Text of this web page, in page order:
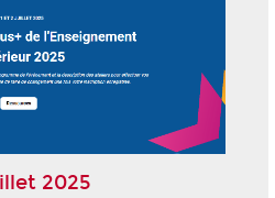
2025